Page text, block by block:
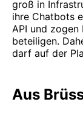
groß in
ihre Chatbots
API und zogen
beteiligen.
darf auf der
Aus